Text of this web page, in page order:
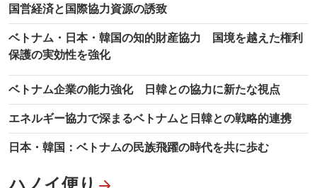
プールオンの静かな村で、実りの季節に心ほどく旅
国営経済と国際協力資源の誘致
ベトナム・日本・韓国の知的財産協力 国境を越えた権利
保護の実効性を強化
ベトナム企業の能力強化 日韓との協力に新たな視点
エネルギー協力で深まるベトナムと日韓との戦略的連携
日本・韓国：ベトナムの民族飛躍の時代を共に歩む